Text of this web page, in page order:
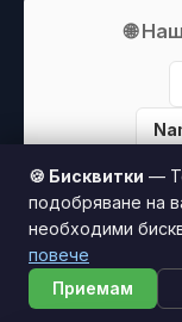
🌐
🍪 Бисквитки —
подобряване на
необходими
повече
Приемам